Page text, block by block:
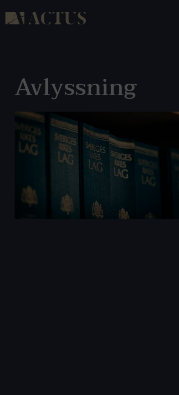
Avlyssning